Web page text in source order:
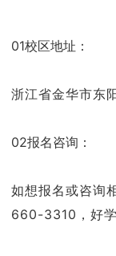
01校区地址：
浙江省金华市东
02报名咨询：
如想报名或咨询
660-3310，好